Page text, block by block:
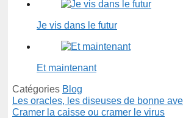
Je vis dans le futur
Et maintenant
Catégories Blog
Les oracles, les diseuses de bonne
Cramer la caisse ou cramer le virus